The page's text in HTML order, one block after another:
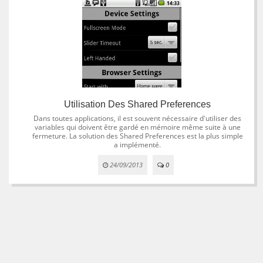
Utilisation Des Shared Preferences
Dans toutes applications, il est souvent nécessaire d'utiliser des
variables qui doivent être gardé en mémoire même suite à une
fermeture. La solution des Shared Preferences est la plus simple
a implémenté.
24/09/2013 0